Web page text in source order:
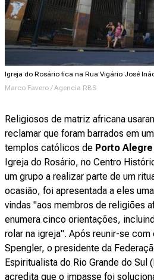
Igreja do Rosário fica na Rua Vigário José
Marco Favero / Agencia RBS
Religiosos de matriz africana
reclamar que foram barrados em
templos católicos de Porto Alegre
Igreja do Rosário, no Centro
um grupo a realizar parte de um
ocasião, foi apresentada a eles
vindas "aos membros de religiões
enumera cinco orientações,
rolar na igreja". Após reunir-se
Spengler, o presidente da
Espiritualista do Rio Grande do Sul
acredita que o impasse foi